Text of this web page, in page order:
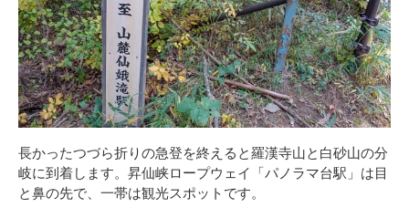
長かったつづら折りの急登を終えると羅漢寺山と白砂山の分
岐に到着します。昇仙峡ロープウェイ「パノラマ台駅」は目
と鼻の先で、一帯は観光スポットです。